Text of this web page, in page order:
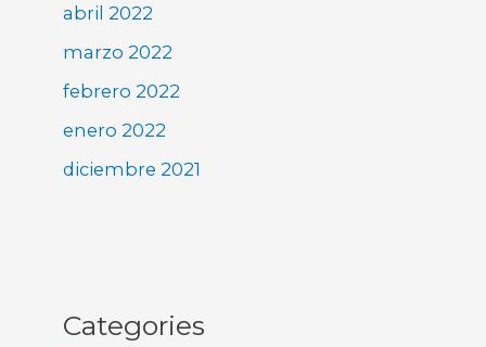
abril 2022
marzo 2022
febrero 2022
enero 2022
diciembre 2021
Categories